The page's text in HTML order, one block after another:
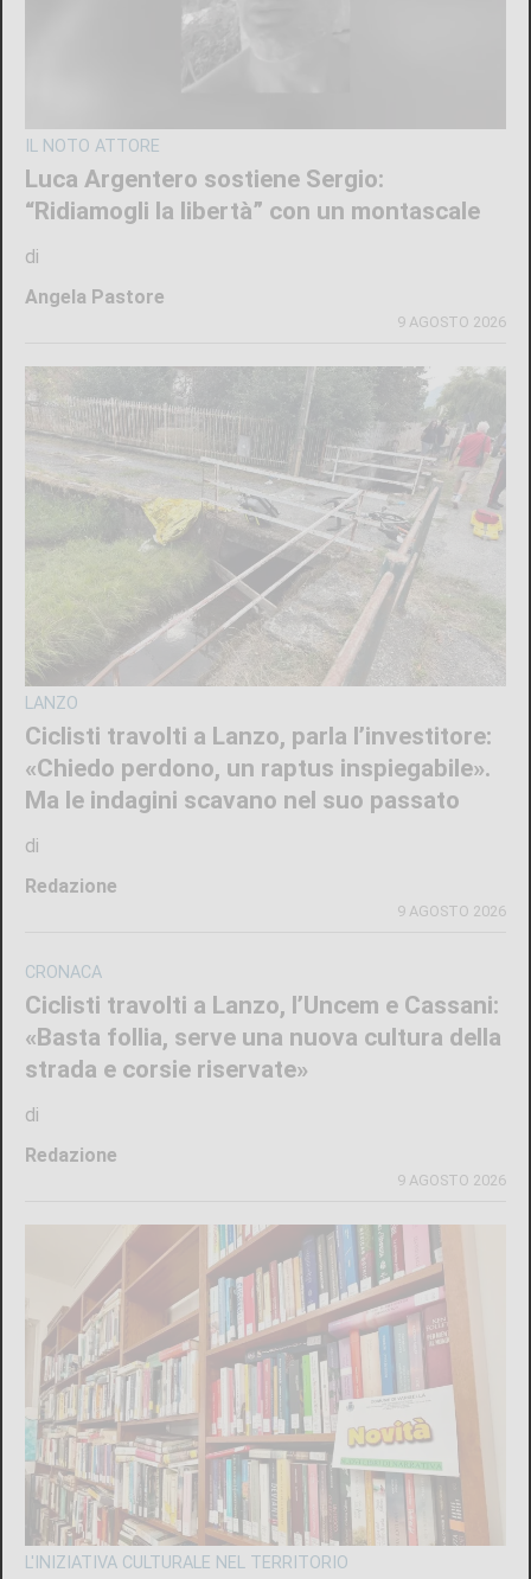
IL NOTO ATTORE
Luca Argentero sostiene Sergio:
“Ridiamogli la libertà” con un montascale
di
Angela Pastore
9 AGOSTO 2026
LANZO
Ciclisti travolti a Lanzo, parla l’investitore:
«Chiedo perdono, un raptus inspiegabile».
Ma le indagini scavano nel suo passato
di
Redazione
9 AGOSTO 2026
CRONACA
Ciclisti travolti a Lanzo, l’Uncem e Cassani:
«Basta follia, serve una nuova cultura della
strada e corsie riservate»
di
Redazione
9 AGOSTO 2026
L'INIZIATIVA CULTURALE NEL TERRITORIO